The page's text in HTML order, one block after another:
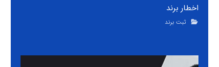
اخطار برند
ثبت برند